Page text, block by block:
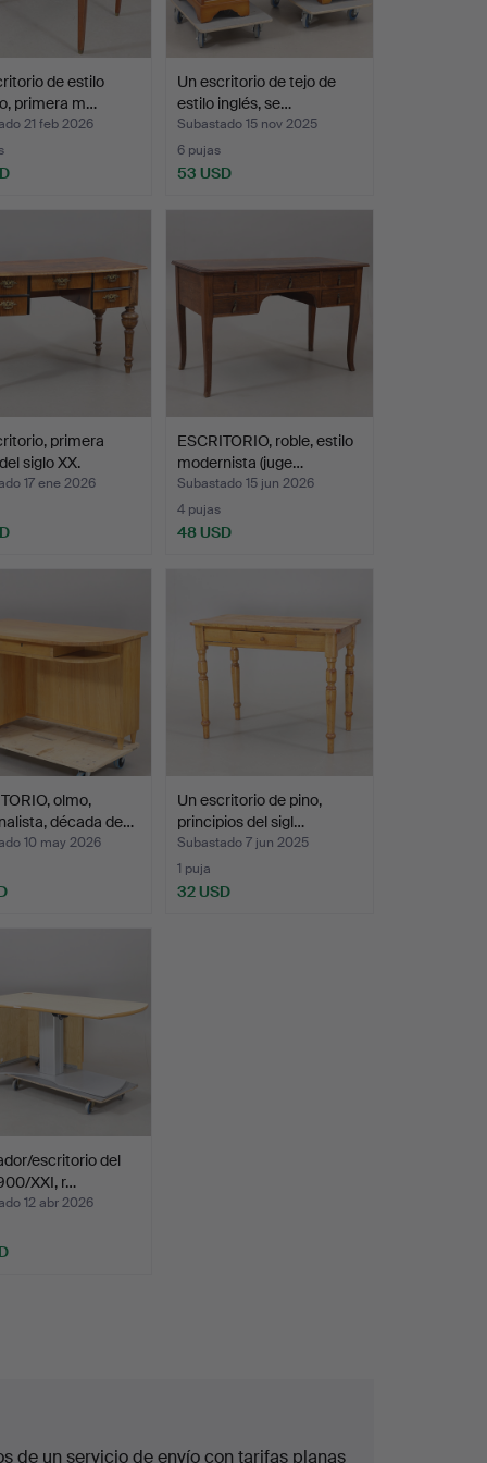
de estilo
primera m…
21 feb 2026
Un escritorio de tejo de
estilo inglés, se…
Subastado 15 nov 2025
6 pujas
53 USD
primera
siglo XX.
17 ene 2026
ESCRITORIO, roble, estilo
modernista (juge…
Subastado 15 jun 2026
4 pujas
48 USD
olmo,
década de…
10 may 2026
Un escritorio de pino,
principios del sigl…
Subastado 7 jun 2025
1 puja
32 USD
escritorio del
XXI, r…
12 abr 2026
de un servicio de envío con tarifas planas